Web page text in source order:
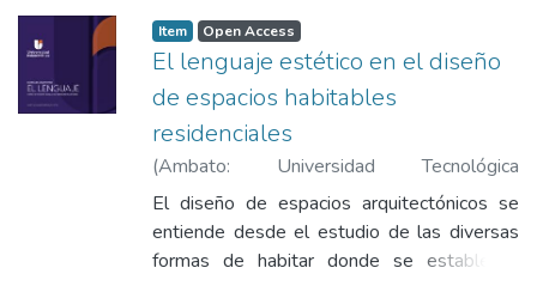
productos. Actualmente, la empresa
enfrenta discrepancias entre registros
físicos y digitales, procesos manuales sin
estandarización, insuficiente capacitación del
personal y desajustes en los tiempos de
reabastecimiento, lo que genera
desabastecimientos, sobrestock y elevados
costos operativos. La metodología incluyó
un diagnóstico situacional, análisis de
Item Open Access
El lenguaje estético en el diseño
de espacios habitables
residenciales
(Ambato: Universidad Tecnológica
Indoamérica, 2025)Morales Viteri, Isaac
Alexander;Nuñez Torres, Sandra Hipatia
El diseño de espacios arquitectónicos se
entiende desde el estudio de las diversas
formas de habitar donde se establecen